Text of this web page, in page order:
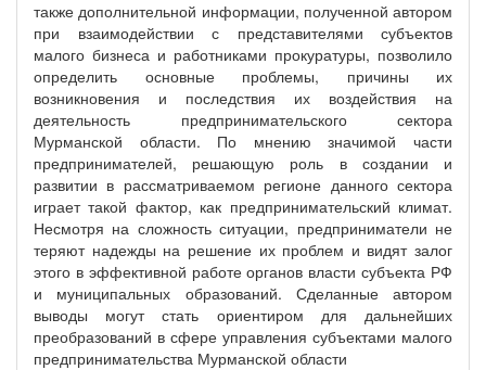
также дополнительной информации, полученной автором
при взаимодействии с представителями субъектов
малого бизнеса и работниками прокуратуры, позволило
определить основные проблемы, причины их
возникновения и последствия их воздействия на
деятельность предпринимательского сектора
Мурманской области. По мнению значимой части
предпринимателей, решающую роль в создании и
развитии в рассматриваемом регионе данного сектора
играет такой фактор, как предпринимательский климат.
Несмотря на сложность ситуации, предприниматели не
теряют надежды на решение их проблем и видят залог
этого в эффективной работе органов власти субъекта РФ
и муниципальных образований. Сделанные автором
выводы могут стать ориентиром для дальнейших
преобразований в сфере управления субъектами малого
предпринимательства Мурманской области